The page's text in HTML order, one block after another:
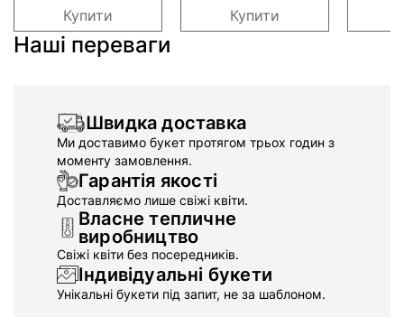
Купити Купити
Наші переваги
Швидка доставка
Ми доставимо букет протягом трьох годин з
моменту замовлення.
Гарантія якості
Доставляємо лише свіжі квіти.
Власне тепличне
виробництво
Свіжі квіти без посередників.
Індивідуальні букети
Унікальні букети під запит, не за шаблоном.